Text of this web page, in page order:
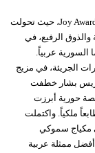
سجّلت النجمات السوريات حضوراً لافتاً في حفل Joy Awards 2026، حيث تحولت
والذوق الرفيع، في
عربياً.
الجريئة، في مزيج
كاريس بشار خطفت
حورية أبرزت
ملكياً. واكتملت
مكياج سموكي
ممثلة عربية